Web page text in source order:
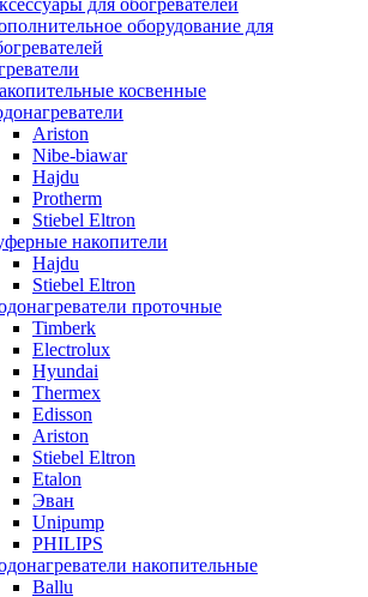
для обогревателей
оборудование для
косвенные
Ariston
Nibe-biawar
Hajdu
Protherm
Stiebel Eltron
накопители
Hajdu
Stiebel Eltron
проточные
Timberk
Electrolux
Hyundai
Thermex
Edisson
Ariston
Stiebel Eltron
Etalon
Эван
Unipump
PHILIPS
накопительные
Ballu